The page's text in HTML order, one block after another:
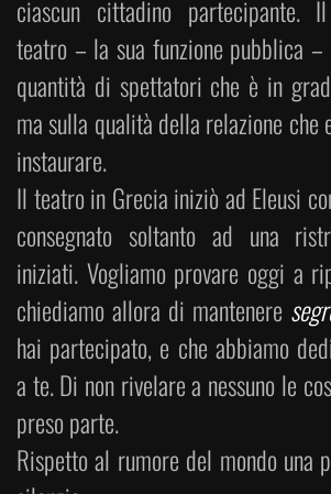
ciascun cittadino partecipante.
teatro – la sua funzione pubblica –
quantità di spettatori che è in
ma sulla qualità della relazione che
instaurare.
Il teatro in Grecia iniziò ad Eleusi
consegnato soltanto ad una
iniziati. Vogliamo provare oggi a
chiediamo allora di mantenere
hai partecipato, e che abbiamo
a te. Di non rivelare a nessuno le
preso parte.
Rispetto al rumore del mondo una